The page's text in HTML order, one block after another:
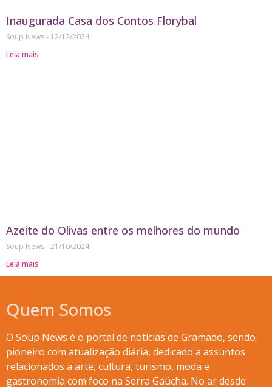
Inaugurada Casa dos Contos Florybal
Soup News
12/12/2024
Leia mais
Azeite do Olivas entre os melhores do mundo
Soup News 21/10/2024
Leia mais
Quem Somos
O Soup News é o portal de notícias de Gramado, sendo
pioneiro com atualização diária, dedicado a assuntos
relacionados a arte, cultura, turismo, moda e
gastronomia com foco na Serra Gaúcha. No ar desde